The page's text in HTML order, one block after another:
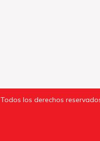
Todos los derechos